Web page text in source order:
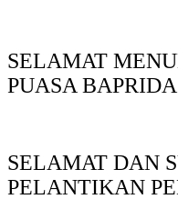
SELAMAT
PUASA BAPRIDA
SELAMAT DAN
PELANTIKAN